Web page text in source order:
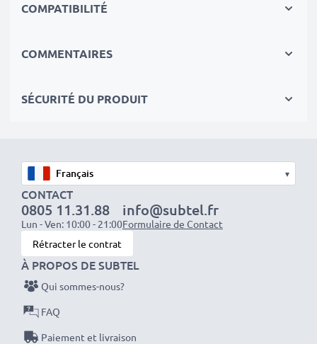
S5800 / FinePix F650 / FinePix F50fd
blanc (Audio gauche) - Rouge (Audio droite))
(Audio Mono))
✔ Consoles de jeux
✔ Téléviseurs et projecteurs
✔ Lecteurs DVD et Blu-ray
✔ Subwoofers et amplificateurs
Améliorez votre expérience audio-vidéo avec nos
câbles RCA haute qualité de subtel
dès maintenant pour une livraison rapide et une
garantie de 3 ans !
COMPATIBILITÉ
COMMENTAIRES
SÉCURITÉ DU PRODUIT
▾
CONTACT
0805 11.31.88
Lun - Ven: 10:00 - 21:00
info@subtel.fr
Formulaire de Contact
Rétracter le contrat
À PROPOS DE SUBTEL
Qui sommes-nous?
FAQ
Paiement et livraison